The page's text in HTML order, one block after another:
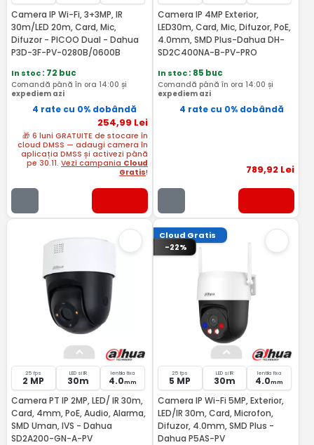
Camera IP Wi-Fi, 3+3MP, IR
30m/LED 20m, Card, Mic,
Difuzor - PICOO Dual - Dahua
P3D-3F-PV-0280B/0600B
In stoc: 72 buc
Comandă până în ora 14:00 și
expediem azi
4 rate cu 0% dobândă
254,99 Lei
🎁 6 luni GRATUITE de stocare în
cloud DMSS — adaugi camera în
aplicația DMSS și activezi până
pe 30.11. Vezi campania Cloud
Gratis!
Camera IP 4MP Exterior,
LED30m, Card, Mic, Difuzor, PoE,
4.0mm, SMD Plus-Dahua DH-
SD2C400NA-B-PV-PRO
In stoc: 85 buc
Comandă până în ora 14:00 și
expediem azi
4 rate cu 0% dobândă
789,92 Lei
25 fps
2 MP
LED si IR
30m
lentila fixa
4.0mm
Camera PT IP 2MP, LED/ IR 30m,
Card, 4mm, PoE, Audio, Alarma,
SMD Uman, IVS - Dahua
SD2A200-GN-A-PV
Cloud Gratis
-22%
25 fps
5 MP
LED si IR
30m
lentila fixa
4.0mm
Camera IP Wi-Fi 5MP, Exterior,
LED/IR 30m, Card, Microfon,
Difuzor, 4.0mm, SMD Plus -
Dahua P5AS-PV